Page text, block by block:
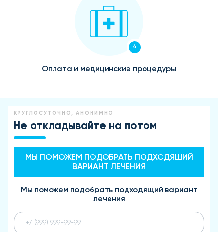
4
Оплата и медицинские процедуры
КРУГЛОСУТОЧНО, АНОНИМНО
Не откладывайте на потом
МЫ ПОМОЖЕМ ПОДОБРАТЬ ПОДХОДЯЩИЙ
ВАРИАНТ ЛЕЧЕНИЯ
Мы поможем подобрать подходящий вариант
лечения